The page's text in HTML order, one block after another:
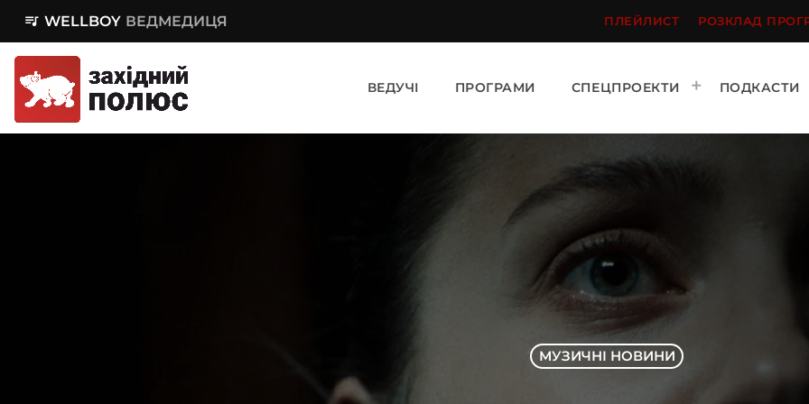
queue_music WELLBOY ВЕДМЕДИЦЯ ПЛЕЙЛИСТ РОЗКЛАД
ВЕДУЧІ ПРОГРАМИ СПЕЦПРОЕКТИ ПОДКАСТИ
МУЗИЧНІ НОВИНИ